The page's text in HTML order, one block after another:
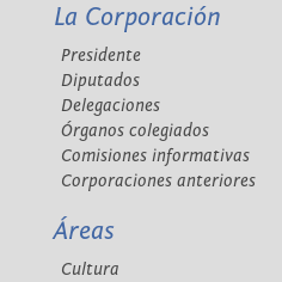
La Corporación
Presidente
Diputados
Delegaciones
Órganos colegiados
Comisiones informativas
Corporaciones anteriores
Áreas
Cultura